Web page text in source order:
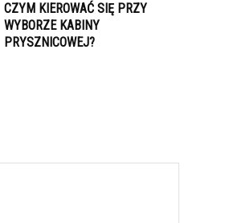
CZYM KIEROWAĆ SIĘ PRZY
WYBORZE KABINY
PRYSZNICOWEJ?